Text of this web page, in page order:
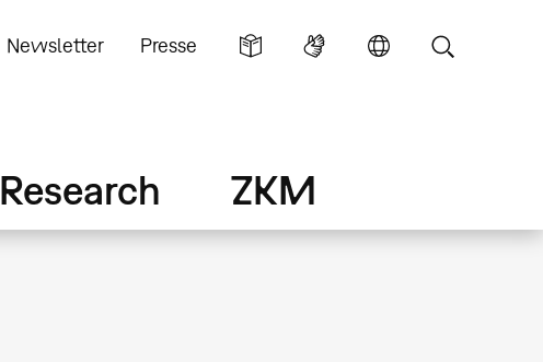
Newsletter Presse
Research ZKM